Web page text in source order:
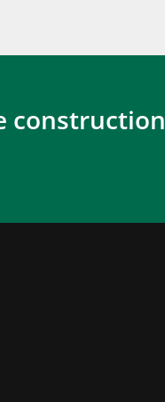
construction